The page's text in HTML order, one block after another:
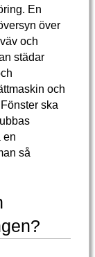
En
över
och
städar
och
ska
en
så